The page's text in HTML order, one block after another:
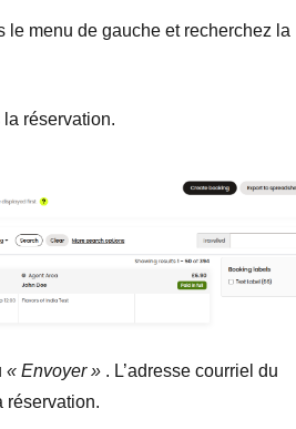
le menu de gauche et recherchez la
la réservation.
« Envoyer » . L’adresse courriel du
réservation.